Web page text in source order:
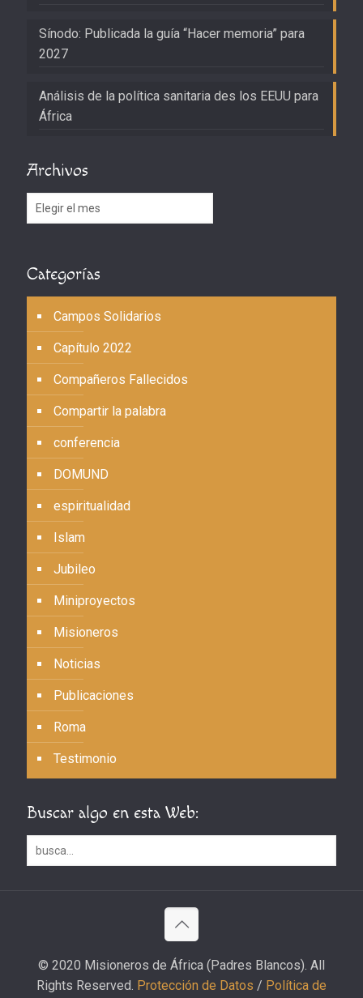
Sínodo: Publicada la guía “Hacer memoria” para
2027
Análisis de la política sanitaria des los EEUU para
África
Archivos
Archivos
Categorías
Campos Solidarios
Capítulo 2022
Compañeros Fallecidos
Compartir la palabra
conferencia
DOMUND
espiritualidad
Islam
Jubileo
Miniproyectos
Misioneros
Noticias
Publicaciones
Roma
Testimonio
Buscar algo en esta Web:
© 2020 Misioneros de África (Padres Blancos). All
Rights Reserved. Protección de Datos / Política de